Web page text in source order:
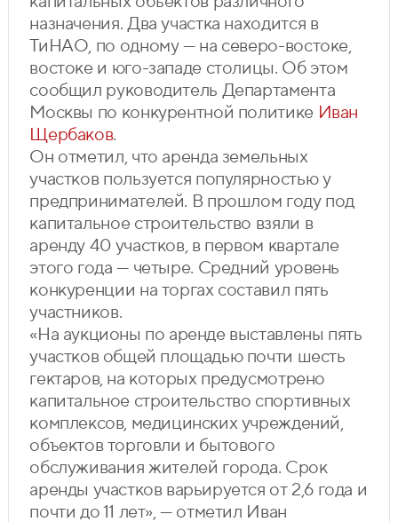
назначения. Два участка находится в
ТиНАО, по одному — на северо-востоке,
востоке и юго-западе столицы. Об этом
сообщил руководитель Департамента
Москвы по конкурентной политике Иван
Щербаков.
Он отметил, что аренда земельных
участков пользуется популярностью у
предпринимателей. В прошлом году под
капитальное строительство взяли в
аренду 40 участков, в первом квартале
этого года — четыре. Средний уровень
конкуренции на торгах составил пять
участников.
«На аукционы по аренде выставлены пять
участков общей площадью почти шесть
гектаров, на которых предусмотрено
капитальное строительство спортивных
комплексов, медицинских учреждений,
объектов торговли и бытового
обслуживания жителей города. Срок
аренды участков варьируется от 2,6 года и
почти до 11 лет», — отметил Иван